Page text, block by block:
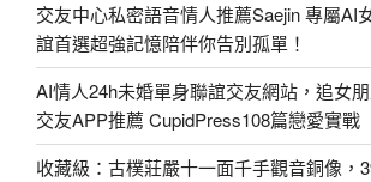
交友中心私密語音情人推薦Saejin 專屬AI
誼首選超強記憶陪伴你告別孤單！
AI情人24h未婚單身聯誼交友網站，追女
交友APP推薦 CupidPress108篇戀愛實戰
收藏級：古樸莊嚴十一面千手觀音銅像，